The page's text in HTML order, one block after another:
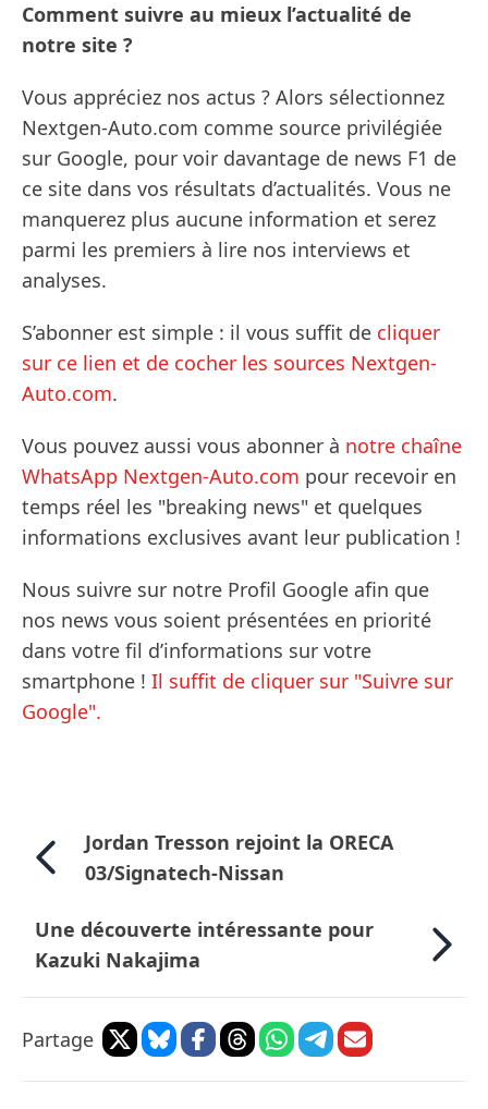
Comment suivre au mieux l’actualité de
notre site ?
Vous appréciez nos actus ? Alors sélectionnez
Nextgen-Auto.com comme source privilégiée
sur Google, pour voir davantage de news F1 de
ce site dans vos résultats d’actualités. Vous ne
manquerez plus aucune information et serez
parmi les premiers à lire nos interviews et
analyses.
S’abonner est simple : il vous suffit de cliquer
sur ce lien et de cocher les sources Nextgen-
Auto.com.
Vous pouvez aussi vous abonner à notre chaîne
WhatsApp Nextgen-Auto.com pour recevoir en
temps réel les "breaking news" et quelques
informations exclusives avant leur publication !
Nous suivre sur notre Profil Google afin que
nos news vous soient présentées en priorité
dans votre fil d’informations sur votre
smartphone ! Il suffit de cliquer sur "Suivre sur
Google".
Jordan Tresson rejoint la ORECA
03/Signatech-Nissan
Une découverte intéressante pour
Kazuki Nakajima
Partage